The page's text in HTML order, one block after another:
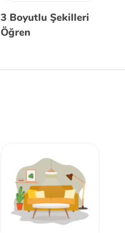
3 Boyutlu Şekilleri
Öğren